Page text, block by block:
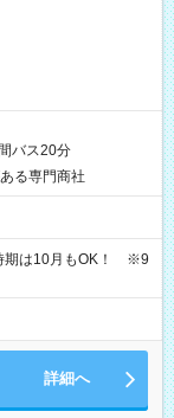
バス20分
る専門商社
期は10月もOK！ ※9
詳細へ